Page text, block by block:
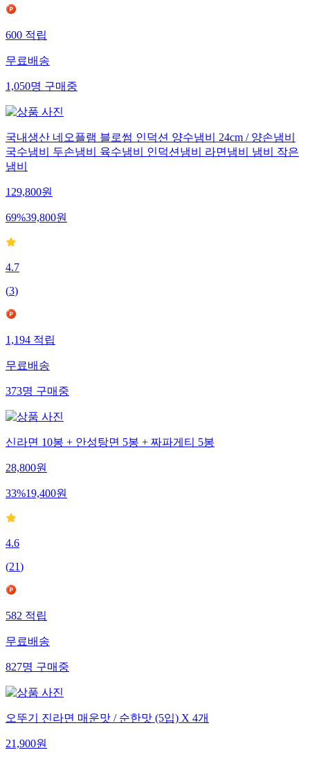
600적립
무료배송
1,050명구매중
국내생산 네오플램 블로썸 인덕션 양수냄비 24cm / 양손냄비
국수냄비 두손냄비 육수냄비 인덕션냄비 라면냄비 냄비 작은
냄비
129,800원
69%39,800원
4.7
(3)
1,194적립
무료배송
373명구매중
신라면 10봉 + 안성탕면 5봉 + 짜파게티 5봉
28,800원
33%19,400원
4.6
(21)
582적립
무료배송
827명구매중
오뚜기 진라면 매운맛 / 순한맛 (5입) X 4개
21,900원